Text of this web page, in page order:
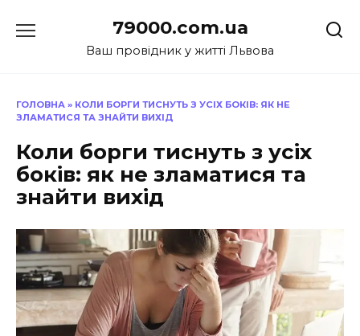
до
79000.com.ua
Ваш провідник у житті Львова
ГОЛОВНА » КОЛИ БОРГИ ТИСНУТЬ З УСІХ БОКІВ: ЯК НЕ
ЗЛАМАТИСЯ ТА ЗНАЙТИ ВИХІД
Коли борги тиснуть з усіх
боків: як не зламатися та
знайти вихід